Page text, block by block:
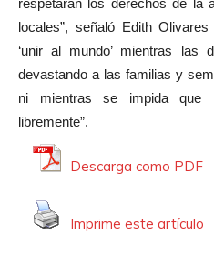
locales”, señaló Edith
‘unir al mundo’ mientras las
devastando a las familias y
ni mientras se impida que
libremente”.
Descarga como PDF
Imprime este artículo